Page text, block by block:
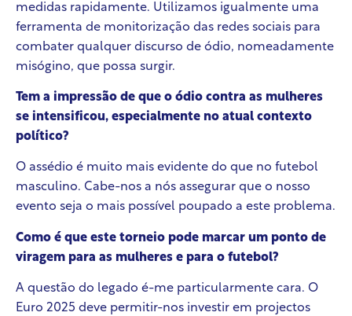
medidas rapidamente. Utilizamos igualmente uma
ferramenta de monitorização das redes sociais para
combater qualquer discurso de ódio, nomeadamente
misógino, que possa surgir.
Tem a impressão de que o ódio contra as mulheres
se intensificou, especialmente no atual contexto
político?
O assédio é muito mais evidente do que no futebol
masculino. Cabe-nos a nós assegurar que o nosso
evento seja o mais possível poupado a este problema.
Como é que este torneio pode marcar um ponto de
viragem para as mulheres e para o futebol?
A questão do legado é-me particularmente cara. O
Euro 2025 deve permitir-nos investir em projectos